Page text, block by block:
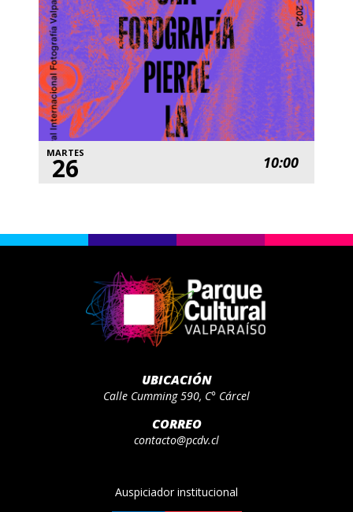
MARTES
26 10:00
UBICACIÓN
Calle Cumming 590, C° Cárcel
CORREO
contacto@pcdv.cl
Auspiciador institucional